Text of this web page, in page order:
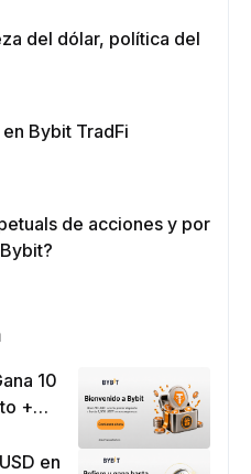
del dólar, política del
Bybit TradFi
de acciones y por
10
+
en